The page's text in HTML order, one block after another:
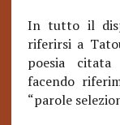
In tutto il
riferirsi a
poesia citata
facendo
“parole